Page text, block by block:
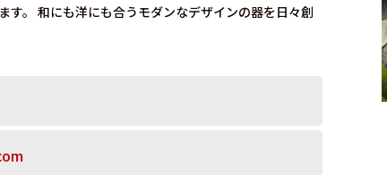
す。 和にも洋にも合うモダンなデザインの器を日々創